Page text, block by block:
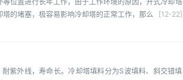
的堵塞，极容易影响冷却塔的正常工作，那么
[12-22]
外线，寿命长。冷却塔填料分为S波填料、斜交错填